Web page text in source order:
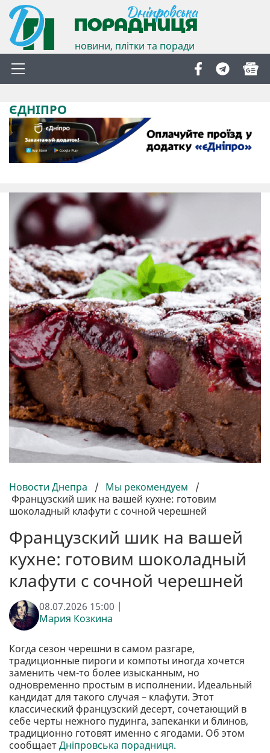
новини, плітки та поради
ЄДНІПРО
Новости Днепра / Мы рекомендуем
/
Французский шик на вашей кухне: готовим
шоколадный клафути с сочной черешней
Французский шик на вашей
кухне: готовим шоколадный
клафути с сочной черешней
08.07.2026 15:00 |
Мария Козкина
Когда сезон черешни в самом разгаре,
традиционные пироги и компоты иногда хочется
заменить чем-то более изысканным, но
одновременно простым в исполнении. Идеальный
кандидат для такого случая – клафути. Этот
классический французский десерт, сочетающий в
себе черты нежного пудинга, запеканки и блинов,
традиционно готовят именно с ягодами. Об этом
сообщаетДніпровська порадниця.